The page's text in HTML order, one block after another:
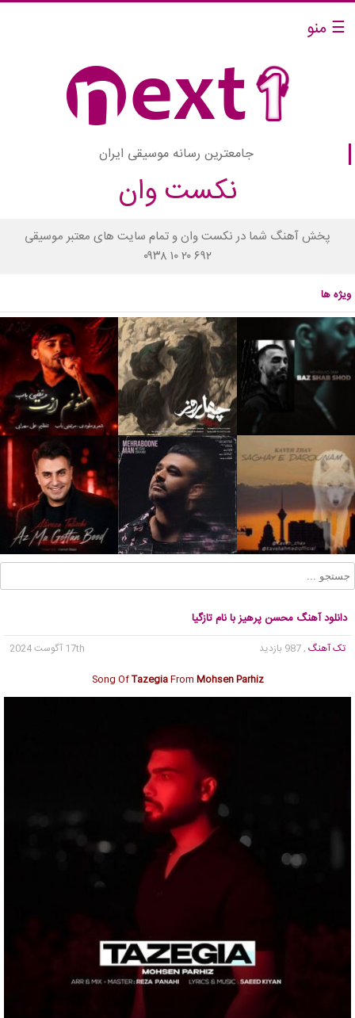
☰ منو
جامعترین رسانه موسیقی ایران
نکست وان
پخش آهنگ شما در نکست وان و تمام سایت های معتبر موسیقی
۰۹۳۸ ۱۰ ۲۰ ۶۹۲
ویژه ها
دانلود آهنگ محسن پرهیز با نام تازگیا
تک آهنگ , 987 بازدید
17th آگوست 2024
Song OfTazegiaFrom Mohsen Parhiz